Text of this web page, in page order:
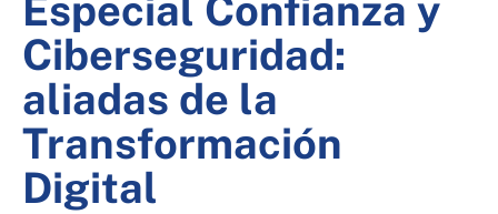
Especial Confianza y
Ciberseguridad:
aliadas de la
Transformación
Digital